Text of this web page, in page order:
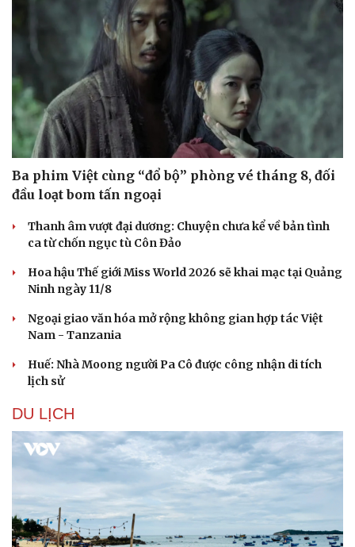
Sức khỏe
Dinh dưỡng - món ngon
Cây thuốc
Sản phụ khoa
Nhi khoa
Nam khoa
Làm đẹp - giảm cân
Phòng mạch online
Ăn sạch sống khỏe
Đời sống
Nhà đẹp
Blog
Tình yêu - Gia đình
Ba phim Việt cùng “đổ bộ” phòng vé tháng 8, đối
đầu loạt bom tấn ngoại
Thanh âm vượt đại dương: Chuyện chưa kể về bản tình
ca từ chốn ngục tù Côn Đảo
Hoa hậu Thế giới Miss World 2026 sẽ khai mạc tại Quảng
Ninh ngày 11/8
Ngoại giao văn hóa mở rộng không gian hợp tác Việt
Nam - Tanzania
Huế: Nhà Moong người Pa Cô được công nhận di tích
lịch sử
DU LỊCH